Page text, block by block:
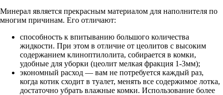
Минерал является прекрасным материалом для наполнителя по
многим причинам. Его отличают:
способность к впитыванию большого количества
жидкости. При этом в отличие от цеолитов с высоким
содержанием клиноптилолита, собирается в комки,
удобные для уборки (цеолит мелкая фракция 1-3мм);
экономный расход — вам не потребуется каждый раз,
когда котик сходит в туалет, менять все содержимое лотка,
достаточно убрать влажные комки. Использование более